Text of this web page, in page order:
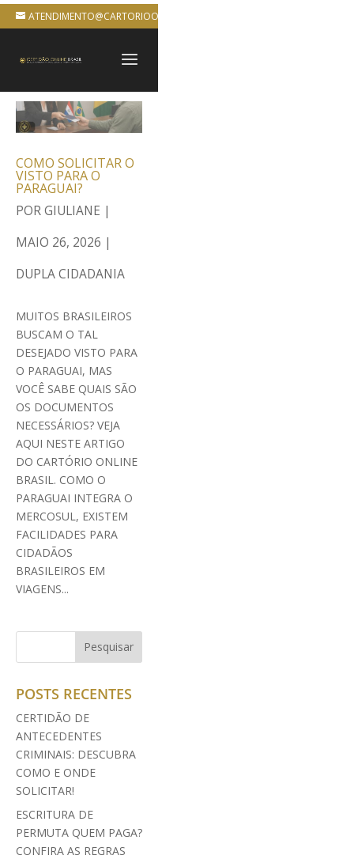
ATENDIMENTO@CARTORIOONLINEBRASIL.COM.BR
COMO SOLICITAR O
VISTO PARA O
PARAGUAI?
PORGIULIANE |
MAIO 26, 2026 |
DUPLA CIDADANIA
MUITOS BRASILEIROS
BUSCAM O TAL
DESEJADO VISTO PARA
O PARAGUAI, MAS
VOCÊ SABE QUAIS SÃO
OS DOCUMENTOS
NECESSÁRIOS? VEJA
AQUI NESTE ARTIGO
DO CARTÓRIO ONLINE
BRASIL. COMO O
PARAGUAI INTEGRA O
MERCOSUL, EXISTEM
FACILIDADES PARA
CIDADÃOS
BRASILEIROS EM
VIAGENS...
POSTS RECENTES
CERTIDÃO DE
ANTECEDENTES
CRIMINAIS: DESCUBRA
COMO E ONDE
SOLICITAR!
ESCRITURA DE
PERMUTA QUEM PAGA?
CONFIRA AS REGRAS